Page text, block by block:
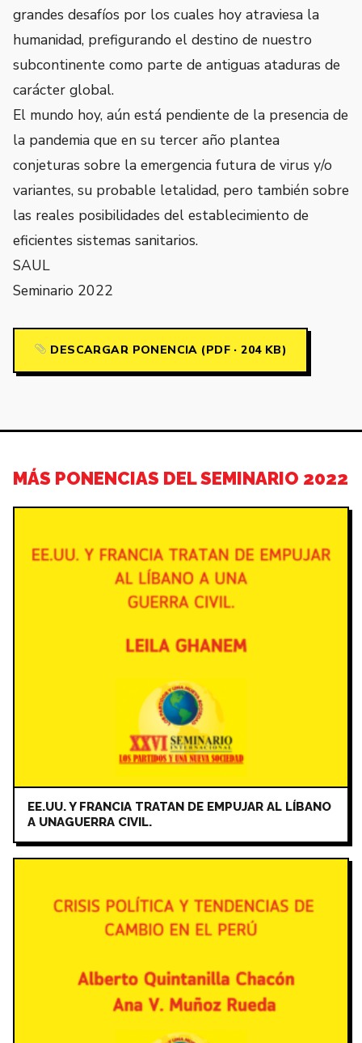
grandes desafíos por los cuales hoy atraviesa la
humanidad, prefigurando el destino de nuestro
subcontinente como parte de antiguas ataduras de
carácter global.
El mundo hoy, aún está pendiente de la presencia de
la pandemia que en su tercer año plantea
conjeturas sobre la emergencia futura de virus y/o
variantes, su probable letalidad, pero también sobre
las reales posibilidades del establecimiento de
eficientes sistemas sanitarios.
SAUL
Seminario 2022
DESCARGAR PONENCIA (PDF · 204 KB)
MÁS PONENCIAS DEL SEMINARIO 2022
EE.UU. Y FRANCIA TRATAN DE EMPUJAR AL LÍBANO
A UNAGUERRA CIVIL.